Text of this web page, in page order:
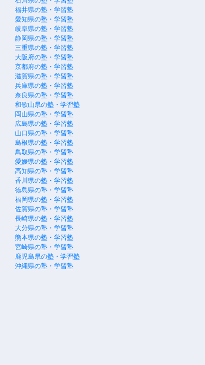
福井県の塾・学習塾
愛知県の塾・学習塾
岐阜県の塾・学習塾
静岡県の塾・学習塾
三重県の塾・学習塾
大阪府の塾・学習塾
京都府の塾・学習塾
滋賀県の塾・学習塾
兵庫県の塾・学習塾
奈良県の塾・学習塾
和歌山県の塾・学習塾
岡山県の塾・学習塾
広島県の塾・学習塾
山口県の塾・学習塾
島根県の塾・学習塾
鳥取県の塾・学習塾
愛媛県の塾・学習塾
高知県の塾・学習塾
香川県の塾・学習塾
徳島県の塾・学習塾
福岡県の塾・学習塾
佐賀県の塾・学習塾
長崎県の塾・学習塾
大分県の塾・学習塾
熊本県の塾・学習塾
宮崎県の塾・学習塾
鹿児島県の塾・学習塾
沖縄県の塾・学習塾